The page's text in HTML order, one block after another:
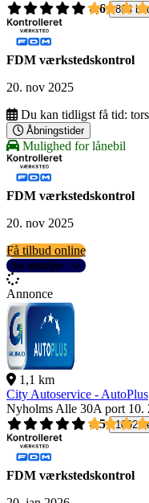
4,6
894
FDM værkstedskontrol
20. nov 2025
Du kan tidligst få tid:
Åbningstider
Mulighed for lånebil
FDM værkstedskontrol
20. nov 2025
Få tilbud online
Se detaljer
Annonce
1,1 km
City Autoservice - AutoPlus
Nyholms Alle 30A port 10.
4,5
1092
FDM værkstedskontrol